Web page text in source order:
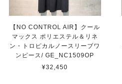
【NO CONTROL AIR】クール
マックス ポリエステル＆リネ
ン・トロピカルノースリーブワ
ンピース/ GE_NC1509OP
¥32,450